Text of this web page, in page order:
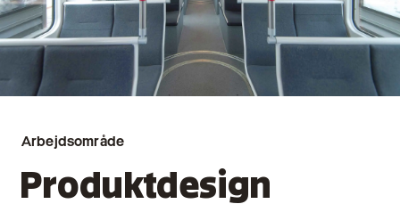
Arbejdsområde
Produktdesign